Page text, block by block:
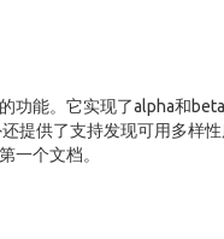
功能。它实现了alpha和
提供了支持发现可用多样
一个文档。